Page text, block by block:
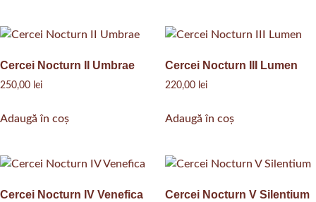
Cercei Nocturn II Umbrae
250,00 lei
Adaugă în coș
Cercei Nocturn III Lumen
220,00 lei
Adaugă în coș
Cercei Nocturn IV Venefica Cercei Nocturn V Silentium